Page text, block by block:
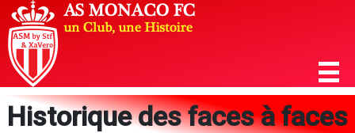
Historique des faces à faces